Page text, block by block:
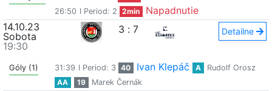
26:50 I Period: 2 2min
Napadnutie
14.10.23
Sobota
19:30
3 : 7 Detailne
Góly (1) 31:39 I Period: 3 40 Ivan Klepáč A
Rudolf Orosz
AA
19 Marek Černák